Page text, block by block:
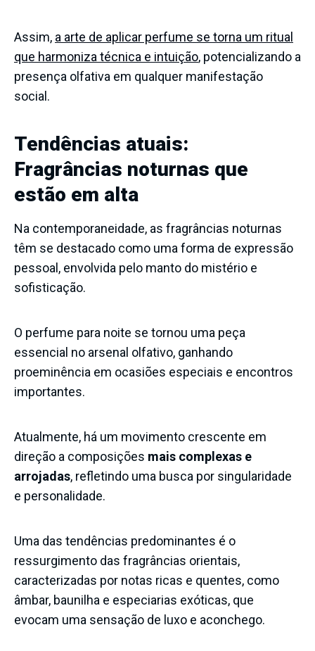
Assim, a arte de aplicar perfume se torna um ritual
que harmoniza técnica e intuição, potencializando a
presença olfativa em qualquer manifestação
social.
Tendências atuais:
Fragrâncias noturnas que
estão em alta
Na contemporaneidade, as fragrâncias noturnas
têm se destacado como uma forma de expressão
pessoal, envolvida pelo manto do mistério e
sofisticação.
O perfume para noite se tornou uma peça
essencial no arsenal olfativo, ganhando
proeminência em ocasiões especiais e encontros
importantes.
Atualmente, há um movimento crescente em
direção a composições mais complexas e
arrojadas, refletindo uma busca por singularidade
e personalidade.
Uma das tendências predominantes é o
ressurgimento das fragrâncias orientais,
caracterizadas por notas ricas e quentes, como
âmbar, baunilha e especiarias exóticas, que
evocam uma sensação de luxo e aconchego.